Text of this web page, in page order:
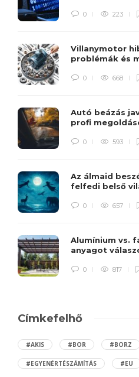
0 223
Villanymotor
problémák és
0 668
Autó beázás
profi
0 593
Az álmaid
felfedi belső
0 657
Alumínium vs.
anyagot
0 817
Címkefelhő
#AKIS #BOR #BORZ
#EGYENÉRTÉSZÁMÍTÁS #EU